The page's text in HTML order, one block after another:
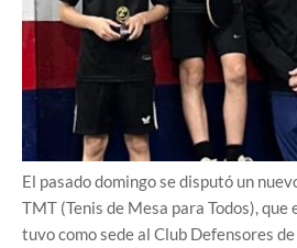
El pasado domingo se disputó un
TMT (Tenis de Mesa para Todos),
tuvo como sede al Club Defensores